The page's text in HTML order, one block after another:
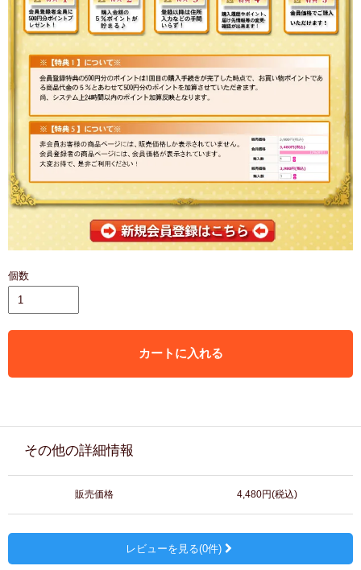
個数
カートに入れる
その他の詳細情報
販売価格 4,480円(税込)
レビューを見る(0件)